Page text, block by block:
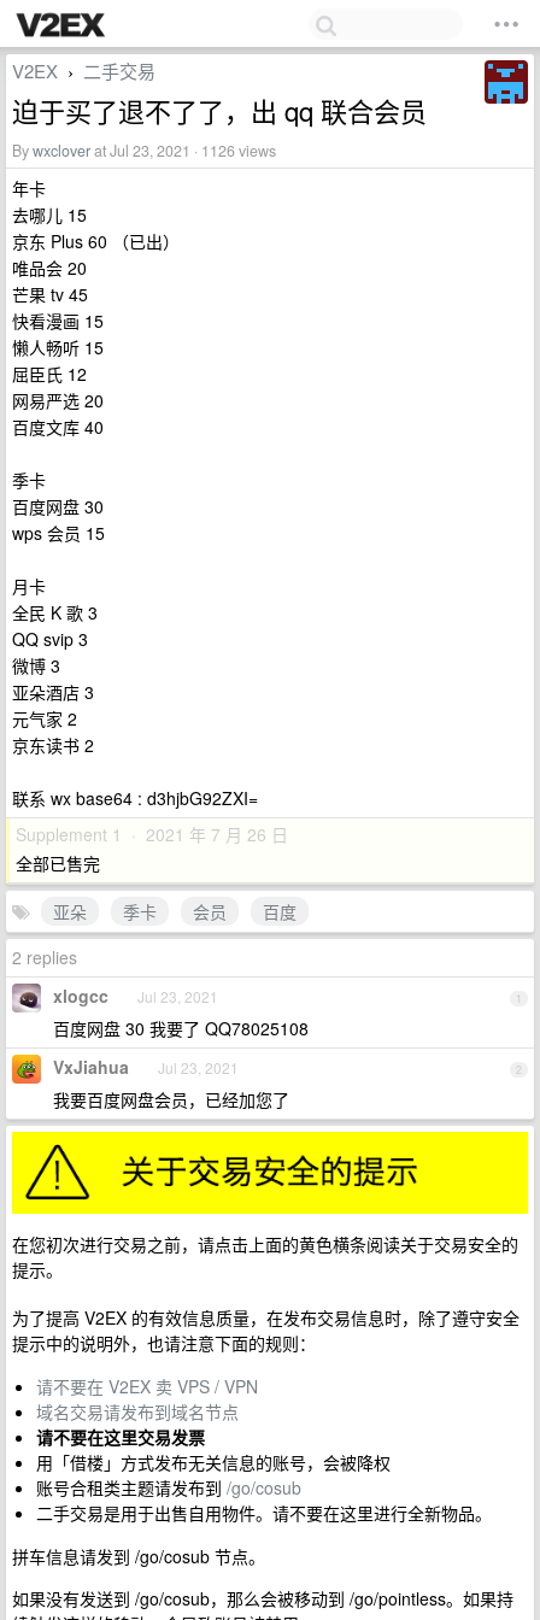
V2EX › 二手交易
迫于买了退不了了，出 qq 联合会员
Bywxcloverat Jul 23, 2021 · 1126 views
年卡
去哪儿 15
京东 Plus 60 （已出）
唯品会 20
芒果 tv 45
快看漫画 15
懒人畅听 15
屈臣氏 12
网易严选 20
百度文库 40
季卡
百度网盘 30
wps 会员 15
月卡
全民 K 歌 3
QQ svip 3
微博 3
亚朵酒店 3
元气家 2
京东读书 2
联系 wx base64 : d3hjbG92ZXI=
Supplement 1 · 2021 年 7 月 26 日
全部已售完
亚朵
季卡 会员
百度
2 replies
1
xlogcc Jul 23, 2021
百度网盘 30 我要了 QQ78025108
2
VxJiahua Jul 23, 2021
我要百度网盘会员，已经加您了
在您初次进行交易之前，请点击上面的黄色横条阅读关于交易安全的
提示。
为了提高 V2EX 的有效信息质量，在发布交易信息时，除了遵守安全
提示中的说明外，也请注意下面的规则：
请不要在 V2EX 卖 VPS / VPN
域名交易请发布到域名节点
请不要在这里交易发票
用「借楼」方式发布无关信息的账号，会被降权
账号合租类主题请发布到 /go/cosub
二手交易是用于出售自用物件。请不要在这里进行全新物品。
拼车信息请发到 /go/cosub 节点。
如果没有发送到 /go/cosub，那么会被移动到 /go/pointless。如果持